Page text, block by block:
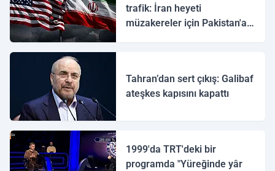
trafik: İran heyeti
müzakereler için Pakistan'a
Tahran’dan sert çıkış: Galibaf
ateşkes kapısını kapattı
1999'da TRT'deki bir
programda "Yüreğinde yâr